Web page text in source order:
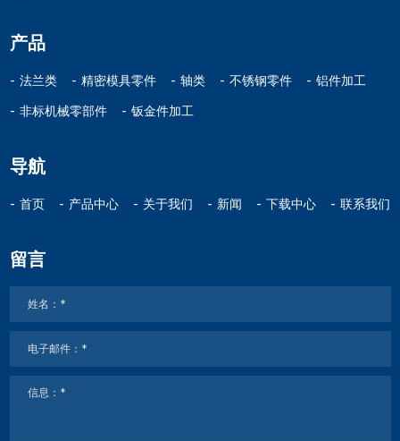
产品
法兰类 精密模具零件 轴类 不锈钢零件 铝件加工
非标机械零部件 钣金件加工
导航
首页 产品中心 关于我们 新闻 下载中心 联系我们
留言